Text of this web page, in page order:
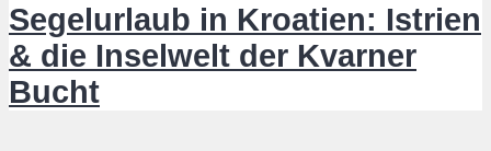
Segelurlaub in Kroatien: Istrien
& die Inselwelt der Kvarner
Bucht